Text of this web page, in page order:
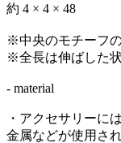
約 4 × 4 × 48
※中央のモチーフ
※全長は伸ばした
- material
・アクセサリーに
金属などが使用さ